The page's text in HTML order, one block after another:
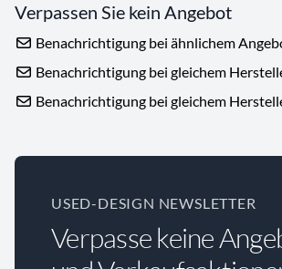
Verpassen Sie kein Angebot
Benachrichtigung bei ähnlichem
Benachrichtigung bei gleichem
Benachrichtigung bei gleichem
USED-DESIGN NEWSLETTER
Verpasse keine